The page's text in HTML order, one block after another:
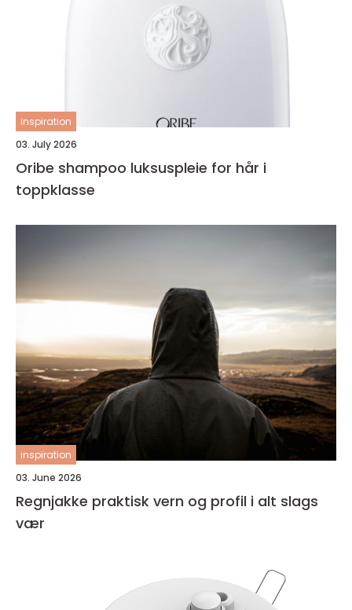
inspiration
03. July 2026
Oribe shampoo luksuspleie for hår i
toppklasse
inspiration
03. June 2026
Regnjakke praktisk vern og profil i alt slags
vær